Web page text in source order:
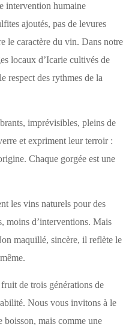
intervention humaine
ajoutés, pas de levures
le caractère du vin. Dans notre
locaux d’Icarie cultivés de
respect des rythmes de la
imprévisibles, pleins de
et expriment leur terroir :
Chaque gorgée est une
les vins naturels pour des
moins d’interventions. Mais
maquillé, sincère, il reflète le
de trois générations de
Nous vous invitons à le
boisson, mais comme une